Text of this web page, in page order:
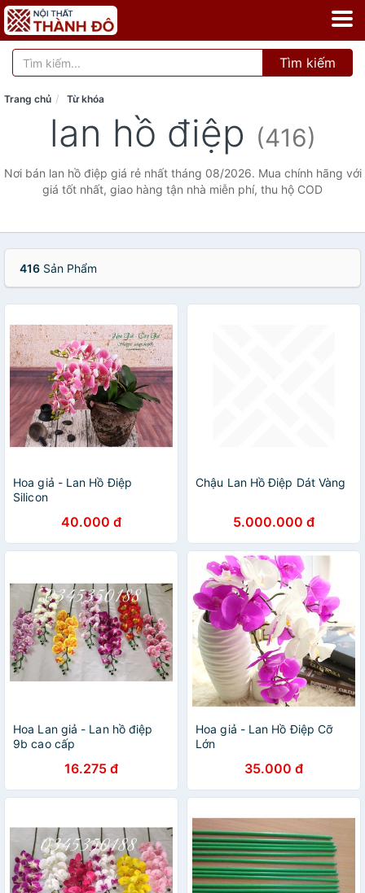
Tìm kiếm
Trang chủ Từ khóa
lan hồ điệp (416)
Nơi bán lan hồ điệp giá rẻ nhất tháng 08/2026. Mua chính hãng với
giá tốt nhất, giao hàng tận nhà miễn phí, thu hộ COD
416 Sản Phẩm
Hoa giả - Lan Hồ Điệp
Silicon
40.000 đ
Chậu Lan Hồ Điệp Dát Vàng
5.000.000 đ
Hoa Lan giả - Lan hồ điệp
9b cao cấp
16.275 đ
Hoa giả - Lan Hồ Điệp Cỡ
Lớn
35.000 đ